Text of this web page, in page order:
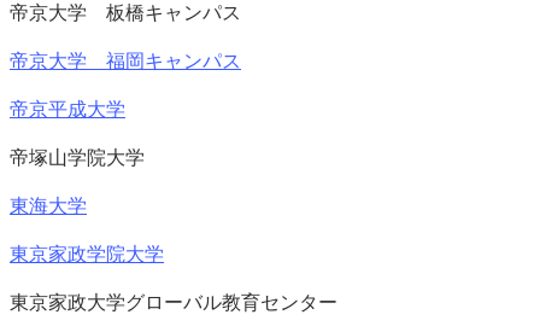
帝京大学 板橋キャンパス
帝京大学 福岡キャンパス
帝京平成大学
帝塚山学院大学
東海大学
東京家政学院大学
東京家政大学グローバル教育センター